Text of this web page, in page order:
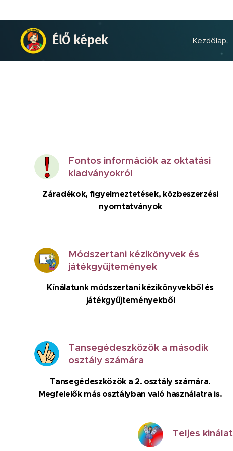
ÉlŐ képek Kezdőlap
Fontos információk az oktatási
kiadványokról
Záradékok, figyelmeztetések, közbeszerzési
nyomtatványok
Módszertani kézikönyvek és
játékgyűjtemények
Kínálatunk módszertani kézikönyvekből és
játékgyűjteményekből
Tansegédeszközök a második
osztály számára
Tansegédeszközök a 2. osztály számára.
Megfelelők más osztályban való használatra is.
Teljes kinálat